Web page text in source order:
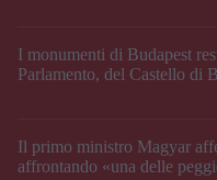
I monumenti di Budapest
Parlamento, del Castello di
Il primo ministro Magyar
affrontando «una delle